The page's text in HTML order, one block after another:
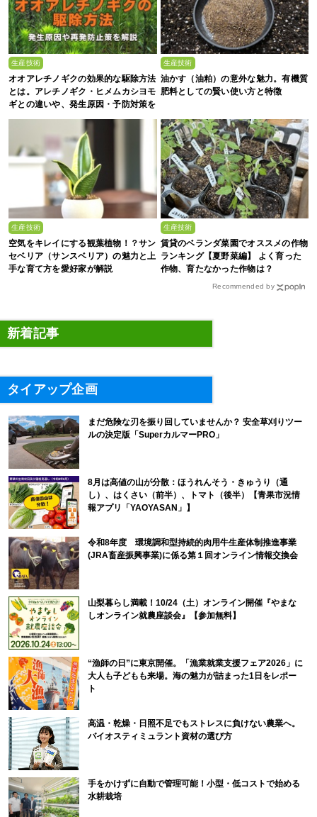
生産技術
オオアレチノギクの効果的な駆除方法
とは。アレチノギク・ヒメムカシヨモ
ギとの違いや、発生原因・予防対策を
解説
生産技術
油かす（油粕）の意外な魅力。有機質
肥料としての賢い使い方と特徴
生産技術
空気をキレイにする観葉植物！？サン
セベリア（サンスベリア）の魅力と上
手な育て方を愛好家が解説
生産技術
賃貸のベランダ菜園でオススメの作物
ランキング【夏野菜編】 よく育った
作物、育たなかった作物は？
Recommended by
新着記事
タイアップ企画
まだ危険な刃を振り回していませんか？ 安全草刈りツー
ルの決定版「SuperカルマーPRO」
8月は高値の山が分散：ほうれんそう・きゅうり（通
し）、はくさい（前半）、トマト（後半）【青果市況情
報アプリ「YAOYASAN」】
令和8年度 環境調和型持続的肉用牛生産体制推進事業
(JRA畜産振興事業)に係る第１回オンライン情報交換会
山梨暮らし満載！10/24（土）オンライン開催『やまな
しオンライン就農座談会』【参加無料】
“漁師の日”に東京開催。「漁業就業支援フェア2026」に
大人も子どもも来場。海の魅力が詰まった1日をレポー
ト
高温・乾燥・日照不足でもストレスに負けない農業へ。
バイオスティミュラント資材の選び方
手をかけずに自動で管理可能！小型・低コストで始める
水耕栽培